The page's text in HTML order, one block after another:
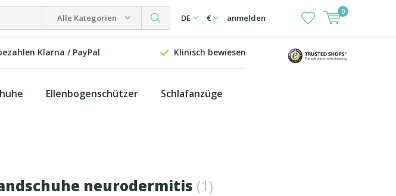
Alle Kategorien DE € anmelden
0
Klarna / PayPal Klinisch bewiesen
Ellenbogenschützer Schlafanzüge
neurodermitis (1)